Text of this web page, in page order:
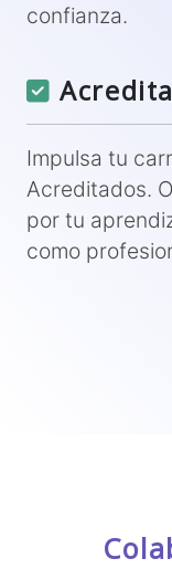
confianza.
Impulsa tu
Acreditados.
por tu
como